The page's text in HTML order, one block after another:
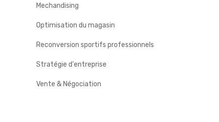
Mechandising
Optimisation du magasin
Reconversion sportifs professionnels
Stratégie d'entreprise
Vente & Négociation